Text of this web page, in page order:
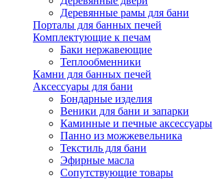
Деревянные рамы для бани
Порталы для банных печей
Комплектующие к печам
Баки нержавеющие
Теплообменники
Камни для банных печей
Аксессуары для бани
Бондарные изделия
Веники для бани и запарки
Каминные и печные аксессуары
Панно из можжевельника
Текстиль для бани
Эфирные масла
Сопутствующие товары